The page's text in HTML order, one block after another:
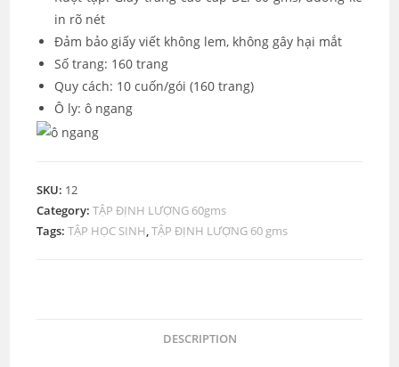
in rõ nét
Đảm bảo giấy viết không lem, không gây hại mắt
Số trang: 160 trang
Quy cách: 10 cuốn/gói (160 trang)
Ô ly: ô ngang
SKU: 12
Category:TẬP ĐỊNH LƯỢNG 60gms
Tags:TẬP HỌC SINH ,TẬP ĐỊNH LƯỢNG 60 gms
DESCRIPTION